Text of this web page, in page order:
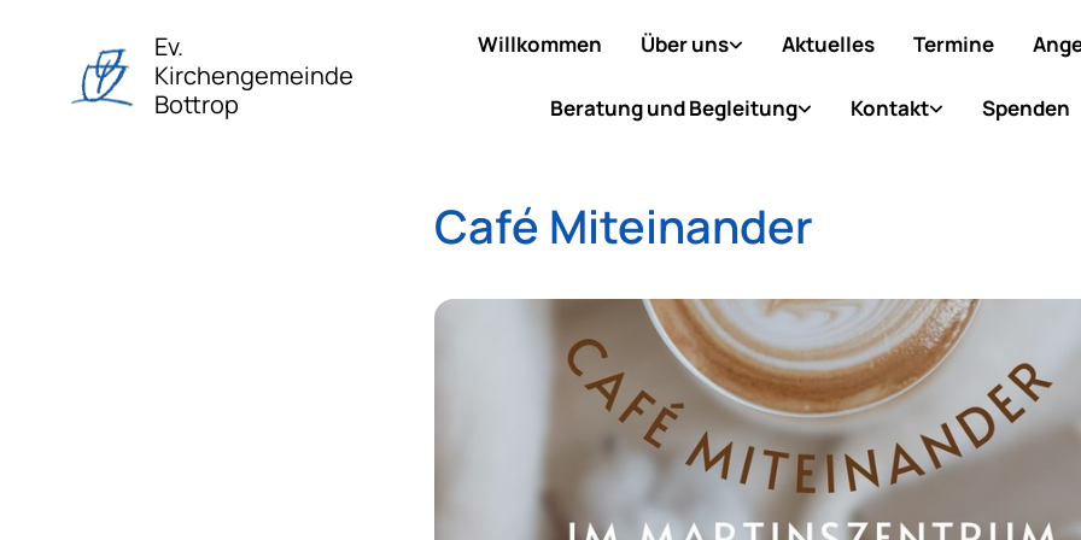
Ev.
Kirchengemeinde
Bottrop
Willkommen Über uns Aktuelles Termine
Beratung und Begleitung Kontakt Spenden
Café Miteinander